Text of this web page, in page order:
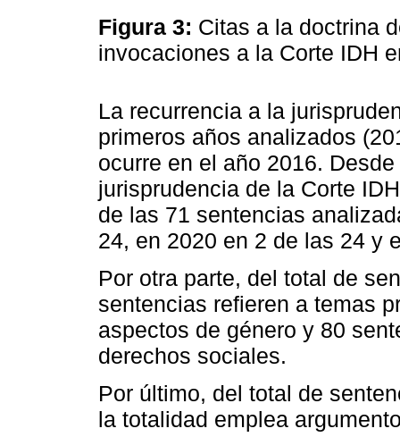
Figura 3: Citas a la doctrina
invocaciones a la Corte IDH
La recurrencia a la
primeros años analizados
ocurre en el año 2016.
jurisprudencia de la Corte
de las 71 sentencias
24, en 2020 en 2 de las 24 y
Por otra parte, del total de
sentencias refieren a temas
aspectos de género y 80
derechos sociales.
Por último, del total de
la totalidad emplea